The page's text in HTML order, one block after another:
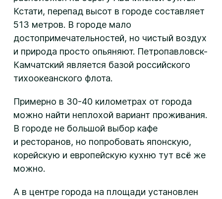
Кстати, перепад высот в городе составляет
513 метров. В городе мало
достопримечательностей, но чистый воздух
и природа просто опьяняют. Петропавловск-
Камчатский является базой российского
тихоокеанского флота.
Примерно в 30-40 километрах от города
можно найти неплохой вариант проживания.
В городе не большой выбор кафе
и ресторанов, но попробовать японскую,
корейскую и европейскую кухню тут всё же
можно.
А в центре города на площади установлен